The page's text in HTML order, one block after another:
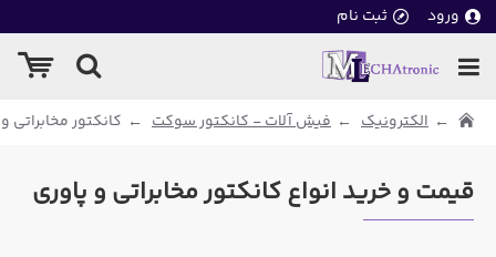
ورود ثبت نام
الکترونیک فیش آلات - کانکتور سوکت کانکتور مخابراتی
قیمت و خرید انواع کانکتور مخابراتی و پاوری